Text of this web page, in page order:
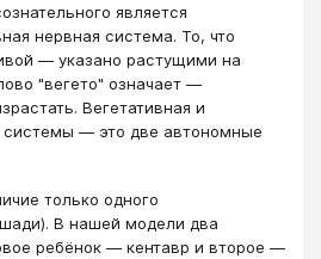
является
нервная система. То, что
― указано растущими на
"вегето" означает ―
Вегетативная и
системы ― это две автономные
только одного
В нашей модели два
ребёнок ― кентавр и второе ―